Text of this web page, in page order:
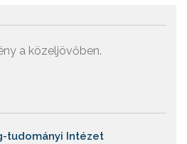
a közeljövőben.
tudományi Intézet